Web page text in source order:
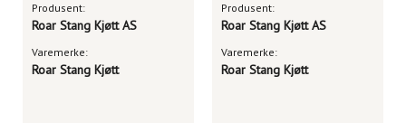
Produsent:
Roar Stang Kjøtt AS
Varemerke:
Roar Stang Kjøtt
Produsent:
Roar Stang Kjøtt AS
Varemerke:
Roar Stang Kjøtt